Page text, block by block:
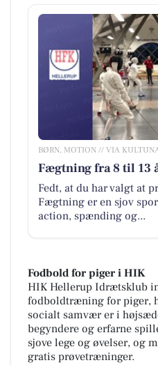
BØRN, MOTION // VIA
Fægtning fra 8 til 13
Fedt, at du har valgt at
Fægtning er en sjov
action, spænding og...
Fodbold for piger i HIK
HIK Hellerup Idrætsklub
fodboldtræning for piger,
socialt samvær er i
begyndere og erfarne
sjove lege og øvelser, og
gratis prøvetræninger.